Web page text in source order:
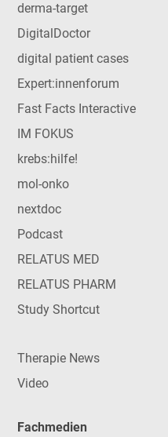
derma-target
DigitalDoctor
digital patient cases
Expert:innenforum
Fast Facts Interactive
IM FOKUS
krebs:hilfe!
mol-onko
nextdoc
Podcast
RELATUS MED
RELATUS PHARM
Study Shortcut
Therapie News
Video
Fachmedien